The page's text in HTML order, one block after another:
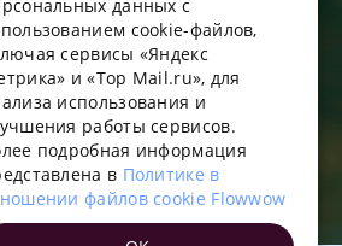
в сети “Интернет” по размещению
продавцов о реализации товаров.
, включенных в реестр
электронных вычислительных машин и
ответственностью «ФЛАУВАУ»
9702020445
вн.тер. г. Муниципальный округ
д. 9, помещ. 2/3.
555-16-15
технологии
PORTUGUESE
FRENCH
TURKISH
данных с
cookie-файлов,
сервисы «Яндекс
и «Top Mail.ru», для
использования и
работы сервисов.
подробная информация
в Политике в
файлов cookie Flowwow